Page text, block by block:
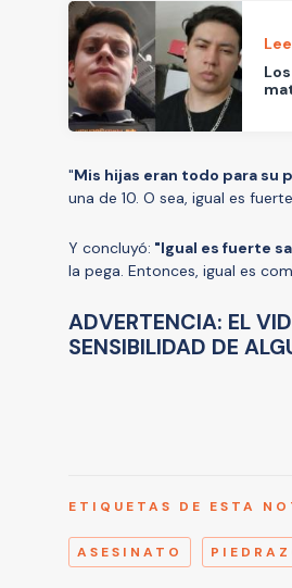
"Mis hijas eran todo para su
una de 10. O sea, igual es
Y concluyó: "Igual es fuerte
la pega. Entonces, igual es
ADVERTENCIA: EL
SENSIBILIDAD DE
ETIQUETAS DE ESTA
ASESINATO